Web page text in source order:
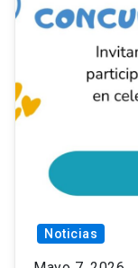
Noticias